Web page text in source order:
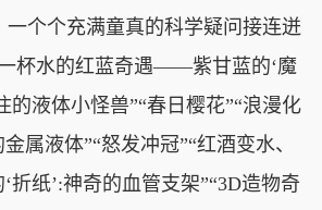
一个个充满童真的科学疑问接连迸
杯水的红蓝奇遇——紫甘蓝的‘魔
的液体小怪兽”“春日樱花”“浪漫化
属液体”“怒发冲冠”“红酒变水、
折纸’:神奇的血管支架”“3D造物奇